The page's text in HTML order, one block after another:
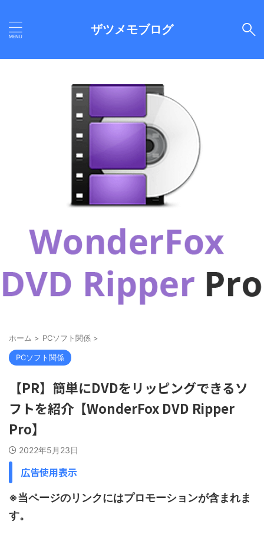
ザツメモブログ
ホーム > PCソフト関係 >
PCソフト関係
【PR】簡単にDVDをリッピングできるソ
フトを紹介【WonderFox DVD Ripper
Pro】
2022年5月23日
広告使用表示
※当ページのリンクにはプロモーションが含まれま
す。